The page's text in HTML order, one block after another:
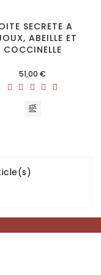
SECRETE A
ABEILLE ET
COCCINELLE
Prix
51,00 €